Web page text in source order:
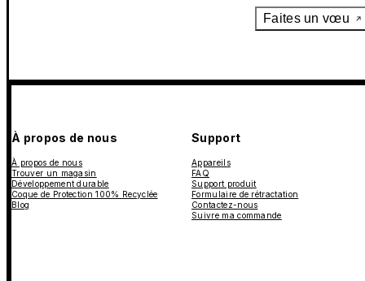
Faites un vœu
À propos de nous
À propos de nous
Trouver un magasin
Développement durable
Coque de Protection 100% Recyclée
Blog
Support
Appareils
FAQ
Support produit
Formulaire de rétractation
Contactez-nous
Suivre ma commande